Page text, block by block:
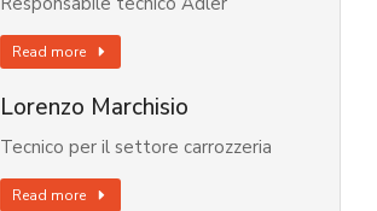
Read more
Lorenzo Marchisio
Tecnico per il settore carrozzeria
Read more